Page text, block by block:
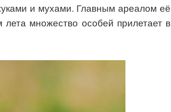
и мухами. Главным ареалом её
множество особей прилетает в